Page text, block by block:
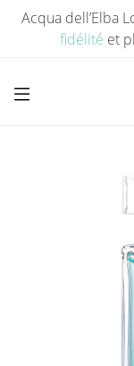
Acqua dell’Elba
fidélité et